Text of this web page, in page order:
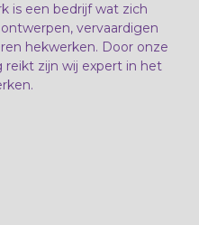
is een bedrijf wat zich
vervaardigen
hekwerken. Door onze
reikt zijn wij expert in het